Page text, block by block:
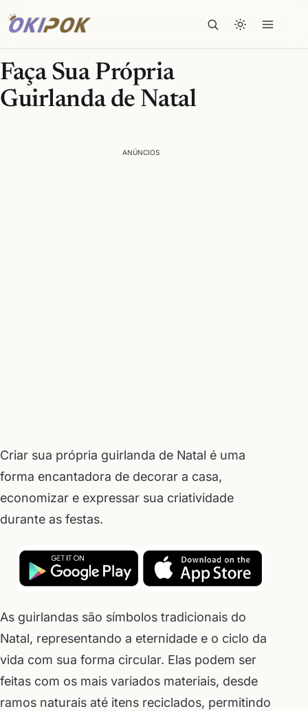
Faça Sua Própria
Guirlanda de Natal
ANÚNCIOS
Criar sua própria guirlanda de Natal é uma
forma encantadora de decorar a casa,
economizar e expressar sua criatividade
durante as festas.
As guirlandas são símbolos tradicionais do
Natal, representando a eternidade e o ciclo da
vida com sua forma circular. Elas podem ser
feitas com os mais variados materiais, desde
ramos naturais até itens reciclados, permitindo